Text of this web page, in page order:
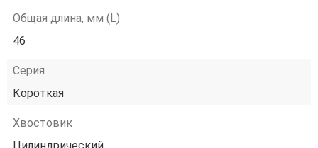
Общая длина, мм (L)
46
Серия
Короткая
Хвостовик